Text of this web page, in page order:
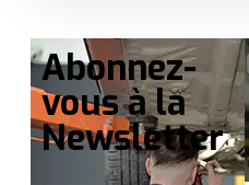
Abonnez-
vous à la
Newsletter